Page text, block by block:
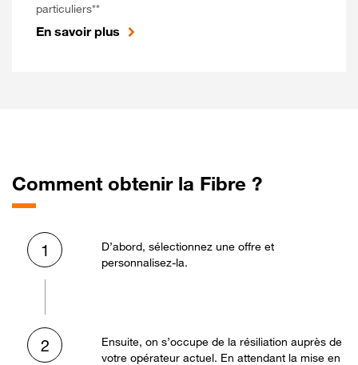
particuliers**
En savoir plus
Comment obtenir la Fibre ?
1
D’abord, sélectionnez une offre et
personnalisez-la.
2
Ensuite, on s’occupe de la résiliation auprès de
votre opérateur actuel. En attendant la mise en